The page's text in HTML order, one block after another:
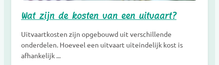
Wat zijn de kosten van een uitvaart?
Uitvaartkosten zijn opgebouwd uit verschillende
onderdelen. Hoeveel een uitvaart uiteindelijk kost is
afhankelijk ...